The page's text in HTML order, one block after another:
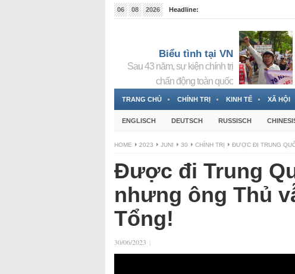
06 08 2026
Headline:
Biểu tình tại VN
Sau 43 năm, sự kiện chính trị
chấn động toàn quốc
TRANG CHỦ CHÍNH TRỊ KINH TẾ XÃ HỘI
ENGLISCH DEUTSCH RUSSISCH
HOME 2023 JUNI 30 CHÍNH TRỊ ĐƯỢC ĐI TRUNG
Được đi Trung
nhưng ông Thủ
Tổng!
30/06/2023 |